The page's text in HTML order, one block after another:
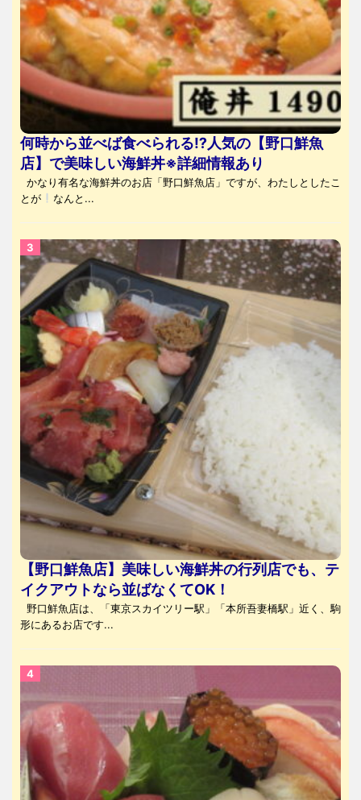
何時から並べば食べられる⁉人気の【野口鮮魚
店】で美味しい海鮮丼※詳細情報あり
かなり有名な海鮮丼のお店「野口鮮魚店」ですが、わたしとしたこ
とが
なんと...
【野口鮮魚店】美味しい海鮮丼の行列店でも、テ
イクアウトなら並ばなくてOK！
野口鮮魚店は、「東京スカイツリー駅」「本所吾妻橋駅」近く、駒
形にあるお店です...